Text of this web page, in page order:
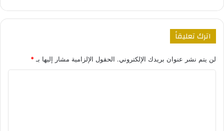
اترك تعليقاً
لن يتم نشر عنوان بريدك الإلكتروني. الحقول الإلزامية مشار إليها بـ *